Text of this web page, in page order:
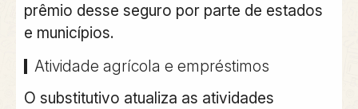
prêmio desse seguro por parte de estados
e municípios.
Atividade agrícola e empréstimos
O substitutivo atualiza as atividades